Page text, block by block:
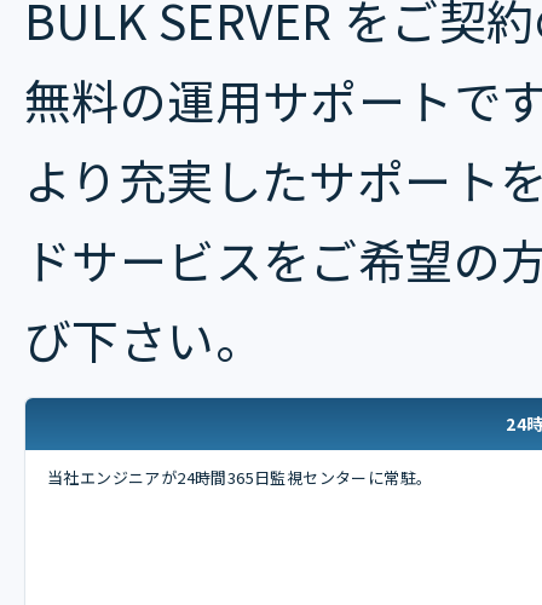
BULK SERVER をご契
無料の運用サポートで
より充実したサポート
ドサービスをご希望の
び下さい。
24
当社エンジニアが24時間365日監視センターに常駐。